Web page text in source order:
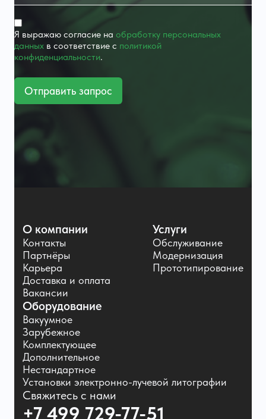
Я выражаю согласие на обработку персональных
данных в соответствие с политикой
конфиденциальности.
Отправить запрос
Свяжитесь с нами
+7 499 729-77-51
О компании
Контакты
Партнёры
Карьера
Доставка и оплата
Вакансии
Оборудование
Вакуумное
Зарубежное
Комплектующее
Дополнительное
Нестандартное
Установки электронно-лучевой литографии
Услуги
Обслуживание
Модернизация
Прототипирование